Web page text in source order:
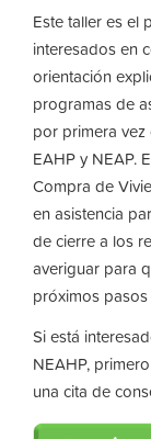
Este taller es el
interesados ​​en
orientación
programas de
por primera vez
EAHP y NEAP.
Compra de
en asistencia
de cierre a los
averiguar para
próximos
Si está
NEAHP,
una cita de